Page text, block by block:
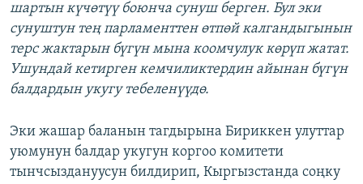
шартын күчөтүү боюнча сунуш берген. Бул эки
сунуштун тең парламенттен өтпөй калгандыгынын
терс жактарын бүгүн мына коомчулук көрүп жатат.
Ушундай кетирген кемчиликтердин айынан бүгүн
балдардын укугу тебеленүүдө.
Эки жашар баланын тагдырына Бириккен улуттар
уюмунун балдар укугун коргоо комитети
тынчсыздануусун билдирип, Кыргызстанда соңку